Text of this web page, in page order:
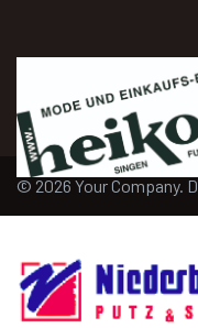
© 2026 Your Company.